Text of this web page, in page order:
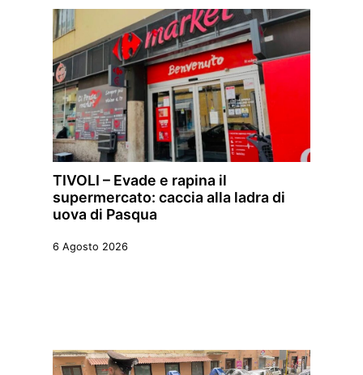
TIVOLI – Evade e rapina il
supermercato: caccia alla ladra di
uova di Pasqua
6 Agosto 2026